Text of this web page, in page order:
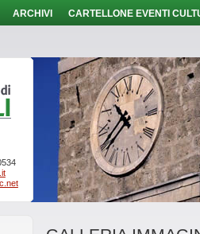
ARCHIVI CARTELLONE EVENTI